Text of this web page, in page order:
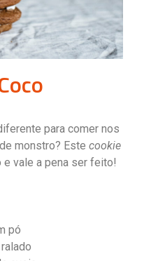
para comer nos
monstro? Este cookie
vale a pena ser feito!
pó